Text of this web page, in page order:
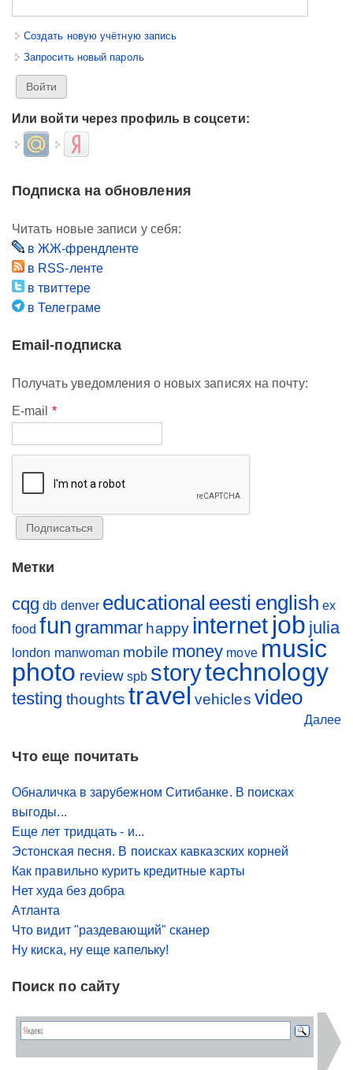
Создать новую учётную запись
Запросить новый пароль
Или войти через профиль в соцсети:
Login with Mail.ruLogin with Яндекс
Подписка на обновления
Читать новые записи у себя:
в ЖЖ-френдленте
в RSS-ленте
в твиттере
в Телеграме
Email-подписка
Получать уведомления о новых записях на почту:
E-mail *
Метки
cqg db denver educational eesti english ex
food fun grammar happy internet job julia
london manwoman mobile money move music
photo review spb storytechnology
testing thoughts travel vehicles video
Далее
Что еще почитать
Обналичка в зарубежном Ситибанке. В поисках
выгоды...
Еще лет тридцать - и...
Эстонская песня. В поисках кавказских корней
Как правильно курить кредитные карты
Нет худа без добра
Атланта
Что видит "раздевающий" сканер
Ну киска, ну еще капельку!
Поиск по сайту